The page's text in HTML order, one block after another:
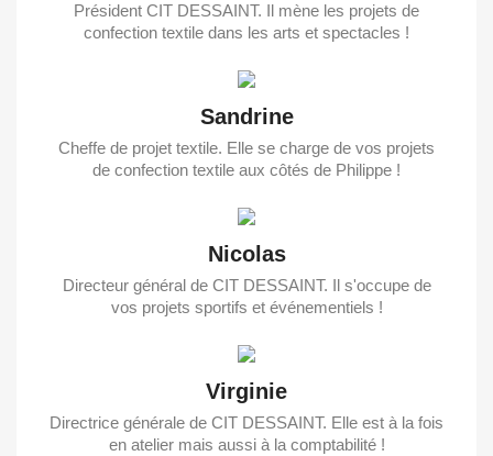
Président CIT DESSAINT. Il mène les projets de
confection textile dans les arts et spectacles !
Sandrine
Cheffe de projet textile. Elle se charge de vos projets
de confection textile aux côtés de Philippe !
Nicolas
Directeur général de CIT DESSAINT. Il s'occupe de
vos projets sportifs et événementiels !
Virginie
Directrice générale de CIT DESSAINT. Elle est à la fois
en atelier mais aussi à la comptabilité !